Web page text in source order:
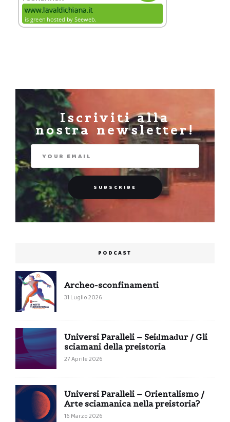
Iscriviti alla
nostra newsletter!
PODCAST
Archeo-sconfinamenti
31 Luglio 2026
Universi Paralleli – Seiđmađur / Gli
sciamani della preistoria
27 Aprile 2026
Universi Paralleli – Orientalismo /
Arte sciamanica nella preistoria?
16 Marzo 2026